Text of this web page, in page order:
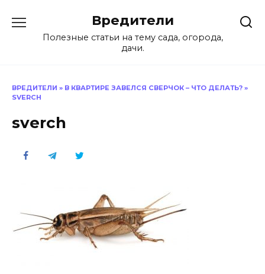
содержанию
Вредители
Полезные статьи на тему сада, огорода,
дачи.
ВРЕДИТЕЛИ » В КВАРТИРЕ ЗАВЕЛСЯ СВЕРЧОК – ЧТО ДЕЛАТЬ? »
SVERCH
sverch